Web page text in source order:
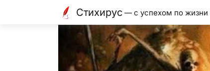
Стихирус — с успехом по жизни